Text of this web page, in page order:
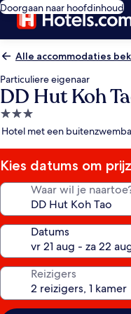
Doorgaan naar hoofdinhoud
Alle accommodaties
Particuliere eigenaar
DD Hut Koh
3.0-
sterrenaccommodatie
Hotel met een
Kies datums om
Waar wil je
Datums
Reizigers